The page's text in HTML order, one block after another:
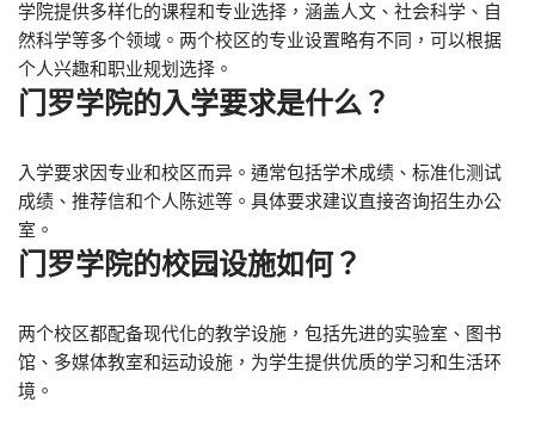
学院提供多样化的课程和专业选择，涵盖人文、社会科学、自
然科学等多个领域。两个校区的专业设置略有不同，可以根据
个人兴趣和职业规划选择。
门罗学院的入学要求是什么？
入学要求因专业和校区而异。通常包括学术成绩、标准化测试
成绩、推荐信和个人陈述等。具体要求建议直接咨询招生办公
室。
门罗学院的校园设施如何？
两个校区都配备现代化的教学设施，包括先进的实验室、图书
馆、多媒体教室和运动设施，为学生提供优质的学习和生活环
境。